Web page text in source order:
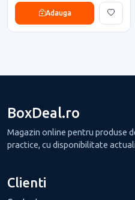
Adauga
BoxDeal.ro
Magazin online pentru produse
practice, cu disponibilitate
Clienti